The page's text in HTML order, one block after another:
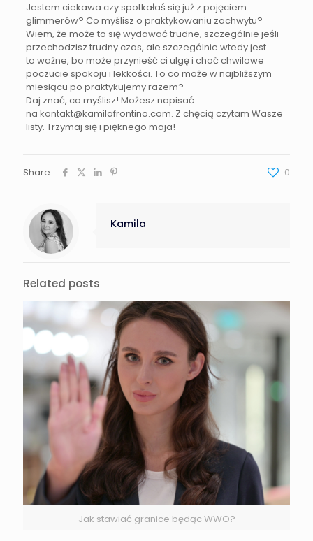
Jestem ciekawa czy spotkałaś się już z pojęciem
glimmerów? Co myślisz o praktykowaniu zachwytu?
Wiem, że może to się wydawać trudne, szczególnie jeśli
przechodzisz trudny czas, ale szczególnie wtedy jest
to ważne, bo może przynieść ci ulgę i choć chwilowe
poczucie spokoju i lekkości. To co może w najbliższym
miesiącu po praktykujemy razem?
Daj znać, co myślisz! Możesz napisać
na kontakt@kamilafrontino.com. Z chęcią czytam Wasze
listy. Trzymaj się i pięknego maja!
Share 0
Kamila
Related posts
Jak stawiać granice będąc WWO?